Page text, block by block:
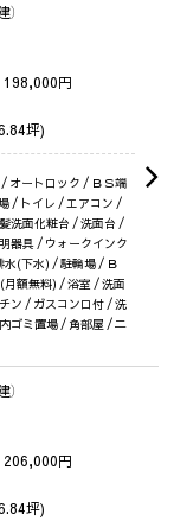
198,000円
坪)
オートロック / ＢＳ端
/ トイレ / エアコン /
洗面化粧台 / 洗面台 /
器具 / ウォークインク
(下水) / 駐輪場 / Ｂ
月額無料) / 浴室 / 洗面
ン / ガスコンロ付 / 洗
ゴミ置場 / 角部屋 / 二
206,000円
坪)